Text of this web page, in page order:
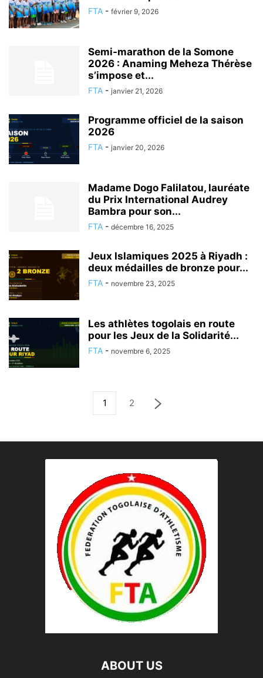
FTA - février 9, 2026
Semi-marathon de la Somone
2026 : Anaming Meheza Thérèse
s’impose et...
FTA - janvier 21, 2026
Programme officiel de la saison
2026
FTA - janvier 20, 2026
Madame Dogo Falilatou, lauréate
du Prix International Audrey
Bambra pour son...
FTA - décembre 16, 2025
Jeux Islamiques 2025 à Riyadh :
deux médailles de bronze pour...
FTA - novembre 23, 2025
Les athlètes togolais en route
pour les Jeux de la Solidarité...
FTA - novembre 6, 2025
1 2
ABOUT US